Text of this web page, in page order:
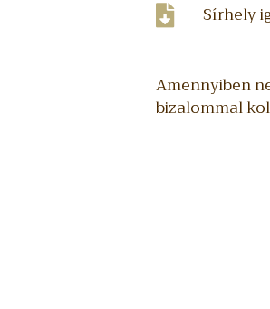
Sírhely
Amennyiben
bizalommal